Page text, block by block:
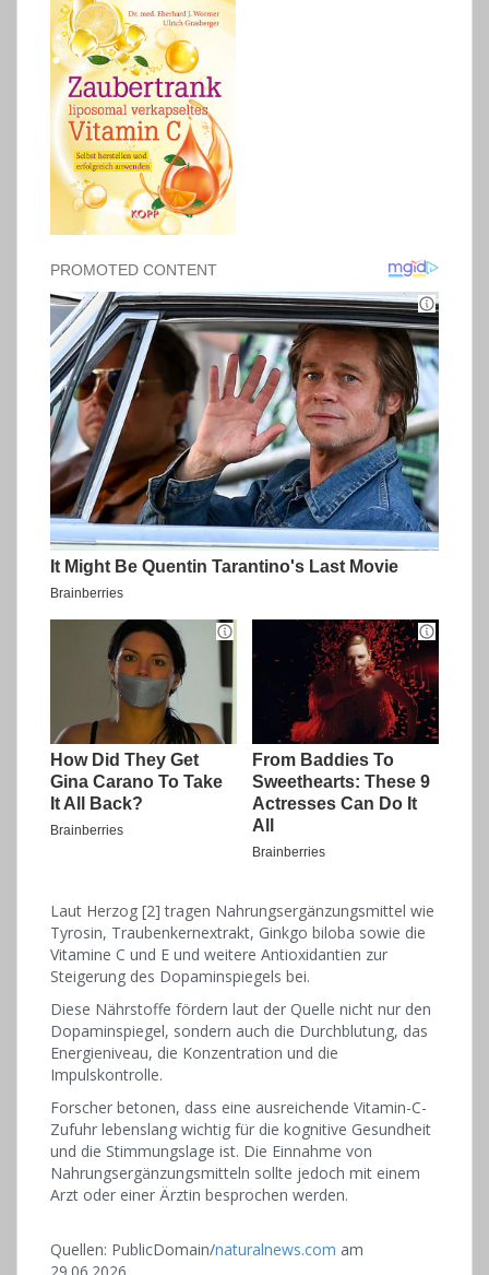
Laut Herzog [2] tragen Nahrungsergänzungsmittel wie
Tyrosin, Traubenkernextrakt, Ginkgo biloba sowie die
Vitamine C und E und weitere Antioxidantien zur
Steigerung des Dopaminspiegels bei.
Diese Nährstoffe fördern laut der Quelle nicht nur den
Dopaminspiegel, sondern auch die Durchblutung, das
Energieniveau, die Konzentration und die
Impulskontrolle.
Forscher betonen, dass eine ausreichende Vitamin-C-
Zufuhr lebenslang wichtig für die kognitive Gesundheit
und die Stimmungslage ist. Die Einnahme von
Nahrungsergänzungsmitteln sollte jedoch mit einem
Arzt oder einer Ärztin besprochen werden.
Quellen: PublicDomain/naturalnews.com am